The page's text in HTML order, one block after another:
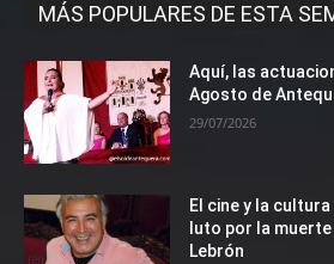
MÁS POPULARES DE ESTA
Aquí, las
Agosto de
29/07/2026
El cine y la
luto por la
Lebrón